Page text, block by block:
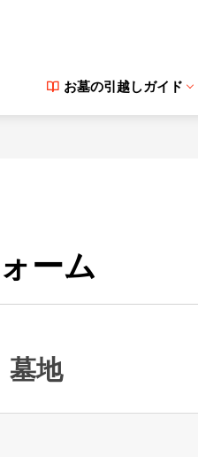
お墓の引越しガイド
ーム
墓地